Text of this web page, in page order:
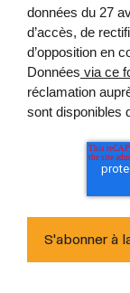
données du 27
d’accès, de
d’opposition en
Données via ce
réclamation
sont disponibles